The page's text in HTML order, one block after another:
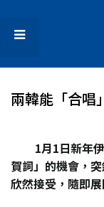
兩韓能「合唱
1月1日新年
賀詞」的機會，
欣然接受，隨即